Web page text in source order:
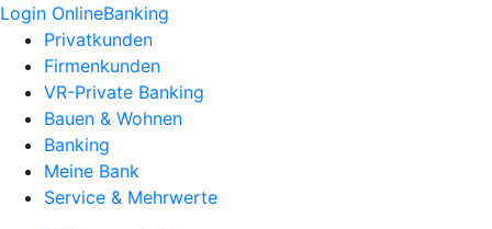
Login OnlineBanking
Privatkunden
Firmenkunden
VR-Private Banking
Bauen & Wohnen
Banking
Meine Bank
Service & Mehrwerte